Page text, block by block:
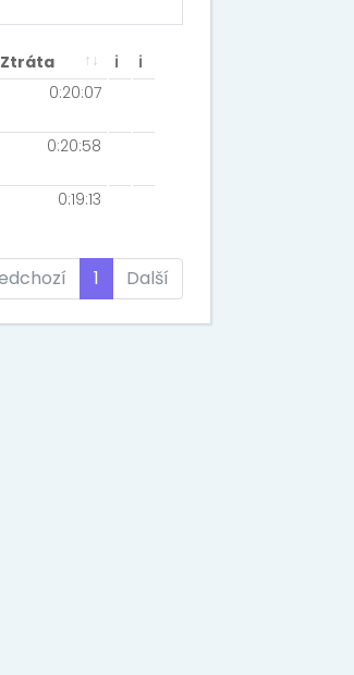
Ztráta ℹ
ℹ
0:20:07
0:20:58
0:19:13
1 Další